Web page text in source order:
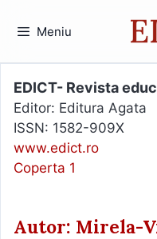
Meniu
EDICT- Revista
Editor: Editura Agata
ISSN: 1582-909X
www.edict.ro
Coperta 1
Autor: Mirela-